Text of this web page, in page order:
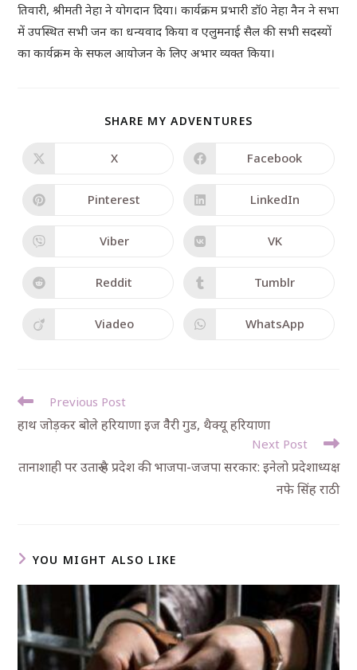
तिवारी, श्रीमती नेहा ने योगदान दिया। कार्यक्रम प्रभारी डॉ0 नेहा नैन ने सभा
में उपस्थित सभी जन का धन्यवाद किया व एलुमनाई सैल की सभी सदस्यों
का कार्यक्रम के सफल आयोजन के लिए अभार व्यक्त किया।
SHARE MY ADVENTURES
X Facebook
Pinterest LinkedIn
Viber VK
Reddit Tumblr
Viadeo WhatsApp
Previous Post
हाथ जोड़कर बोले हरियाणा इज वैैरी गुड, थैक्यू हरियाणा
Next Post
तानाशाही पर उतारू है प्रदेश की भाजपा-जजपा सरकार: इनेलो प्रदेशाध्यक्ष
नफे सिंह राठी
YOU MIGHT ALSO LIKE